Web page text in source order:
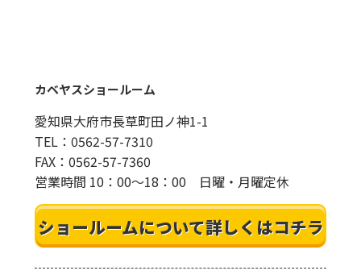
カベヤスショールーム
愛知県大府市長草町田ノ神1-1
TEL：0562-57-7310
FAX：0562-57-7360
営業時間 10：00～18：00 日曜・月曜定休
ショールームについて詳しくはコチラ